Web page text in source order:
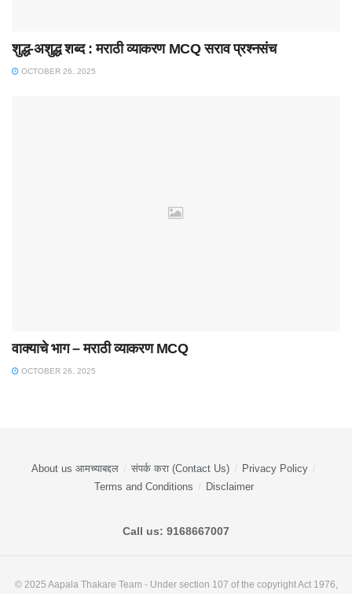
शुद्ध-अशुद्ध शब्द : मराठी व्याकरण MCQ सराव प्रश्नसंच
OCTOBER 26, 2025
वाक्याचे भाग – मराठी व्याकरण MCQ
OCTOBER 26, 2025
About us आमच्याबद्दल संपर्क करा (Contact Us)
Privacy Policy
Terms and Conditions
Disclaimer
Call us: 9168667007
© 2025 Aapala Thakare Team - Under section 107 of the copyright Act 1976,